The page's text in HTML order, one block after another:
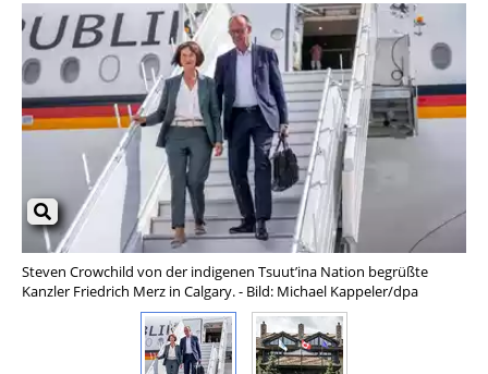
Steven Crowchild von der indigenen Tsuut’ina Nation begrüßte
Kanzler Friedrich Merz in Calgary. - Bild: Michael Kappeler/dpa